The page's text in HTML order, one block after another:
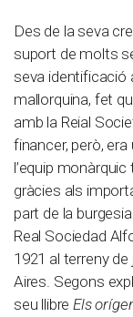
Des de la seva
suport de molts
seva identificació
mallorquina, fet
amb la Reial
financer, però,
l’equip
gràcies als
part de la
Real Sociedad
1921 al terreny
Aires. Segons
seu llibreEls